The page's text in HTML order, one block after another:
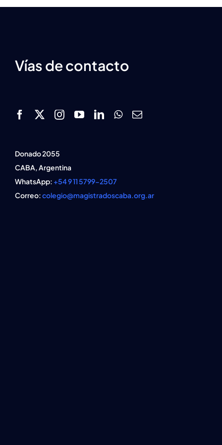
Vías de contacto
Donado 2055
CABA, Argentina
WhatsApp: +54 9 11 5799-2507
Correo:colegio@magistradoscaba.org.ar